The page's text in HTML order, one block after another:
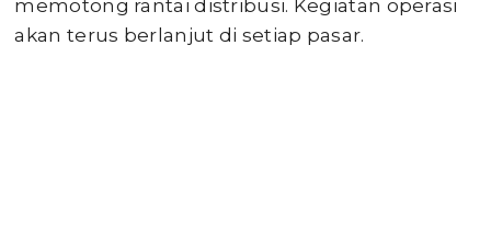
memotong rantai distribusi. Kegiatan operasi
akan terus berlanjut di setiap pasar.